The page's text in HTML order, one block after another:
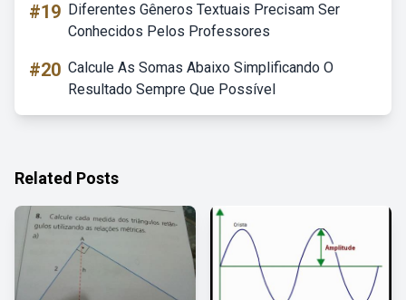
#19 Diferentes Gêneros Textuais Precisam Ser
Conhecidos Pelos Professores
#20 Calcule As Somas Abaixo Simplificando O
Resultado Sempre Que Possível
Related Posts